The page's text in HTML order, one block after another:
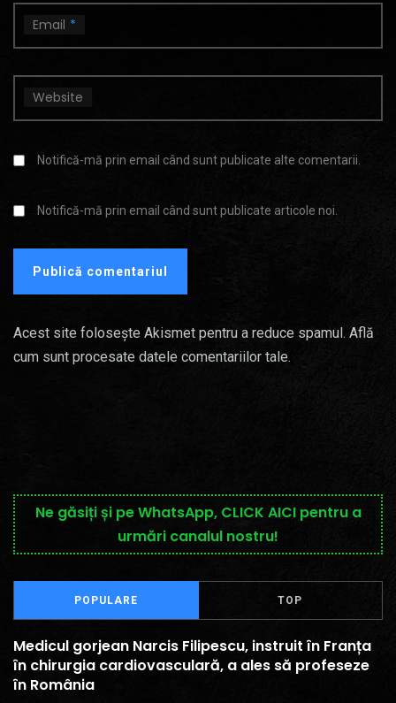
Email *
Website
Notifică-mă prin email când sunt publicate alte comentarii.
Notifică-mă prin email când sunt publicate articole noi.
Acest site folosește Akismet pentru a reduce spamul. Află
cum sunt procesate datele comentariilor tale.
Ne găsiți și pe WhatsApp, CLICK AICI pentru a
urmări canalul nostru!
POPULARE TOP
Medicul gorjean Narcis Filipescu, instruit în Franța
în chirurgia cardiovasculară, a ales să profeseze
în România